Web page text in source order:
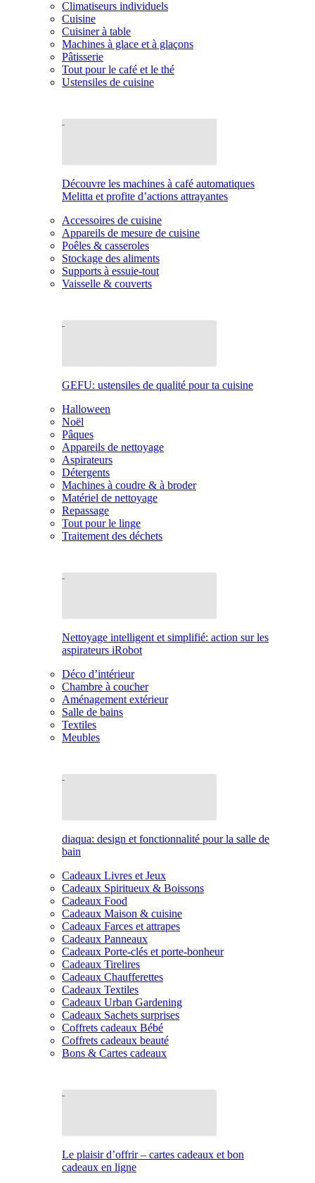
Climatiseurs individuels
Cuisine
Cuisiner à table
Machines à glace et à glaçons
Pâtisserie
Tout pour le café et le thé
Ustensiles de cuisine
Découvre les machines à café automatiques
Melitta et profite d’actions attrayantes
Accessoires de cuisine
Appareils de mesure de cuisine
Poêles & casseroles
Stockage des aliments
Supports à essuie-tout
Vaisselle & couverts
GEFU: ustensiles de qualité pour ta cuisine
Halloween
Noël
Pâques
Appareils de nettoyage
Aspirateurs
Détergents
Machines à coudre & à broder
Matériel de nettoyage
Repassage
Tout pour le linge
Traitement des déchets
Nettoyage intelligent et simplifié: action sur les
aspirateurs iRobot
Déco d’intérieur
Chambre à coucher
Aménagement extérieur
Salle de bains
Textiles
Meubles
diaqua: design et fonctionnalité pour la salle de
bain
Cadeaux Livres et Jeux
Cadeaux Spiritueux & Boissons
Cadeaux Food
Cadeaux Maison & cuisine
Cadeaux Farces et attrapes
Cadeaux Panneaux
Cadeaux Porte-clés et porte-bonheur
Cadeaux Tirelires
Cadeaux Chaufferettes
Cadeaux Textiles
Cadeaux Urban Gardening
Cadeaux Sachets surprises
Coffrets cadeaux Bébé
Coffrets cadeaux beauté
Bons & Cartes cadeaux
Le plaisir d’offrir – cartes cadeaux et bon
cadeaux en ligne